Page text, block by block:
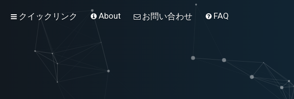
クイックリンク About お問い合わせ FAQ